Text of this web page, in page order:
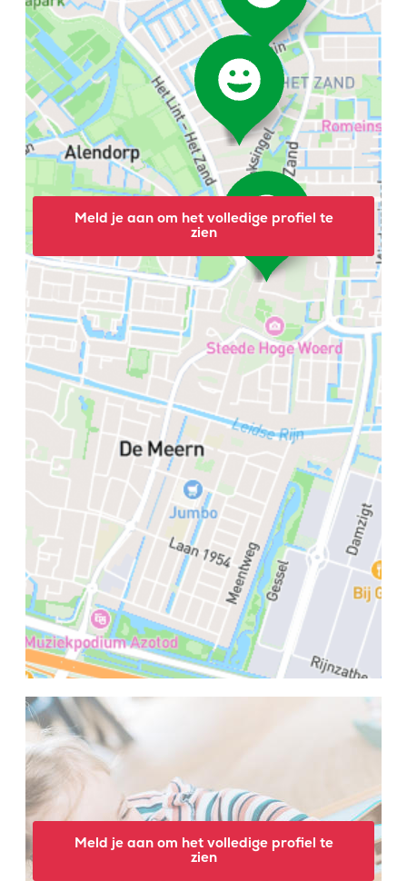
Meld je aan om het volledige profiel te
zien
Meld je aan om het volledige profiel te
zien